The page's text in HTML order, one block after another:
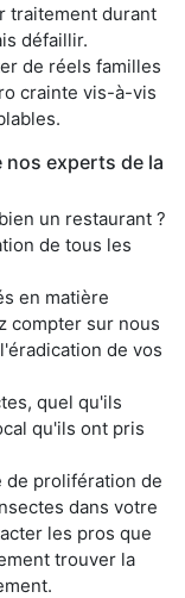
traitement durant
défaillir.
de réels familles
crainte vis-à-vis
nos experts de la
un restaurant ?
de tous les
en matière
compter sur nous
de vos
quel qu'ils
qu'ils ont pris
de prolifération de
dans votre
les pros que
trouver la